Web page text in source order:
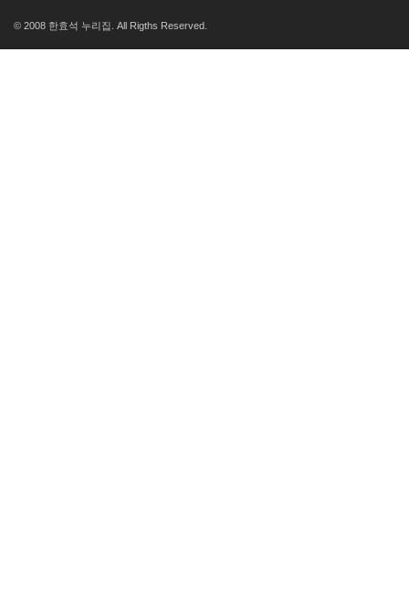
© 2008 한효석 누리집. All Rigths Reserved.